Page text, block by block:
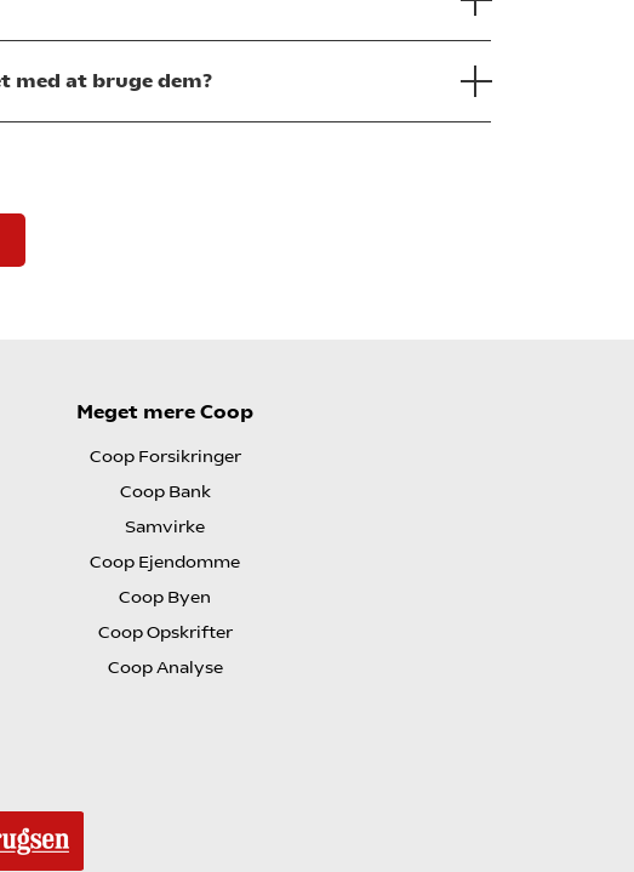
med at bruge dem?
Meget mere Coop
Coop Forsikringer
Coop Bank
Samvirke
Coop Ejendomme
Coop Byen
Coop Opskrifter
Coop Analyse